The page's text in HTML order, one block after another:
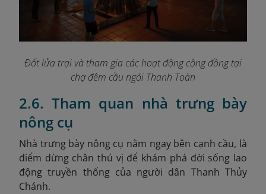
Đốt lửa trại và tham gia các hoạt động cộng đồng tại
chợ đêm cầu ngói Thanh Toàn
2.6. Tham quan nhà trưng bày
nông cụ
Nhà trưng bày nông cụ nằm ngay bên cạnh cầu, là
điểm dừng chân thú vị để khám phá đời sống lao
động truyền thống của người dân Thanh Thủy
Chánh.